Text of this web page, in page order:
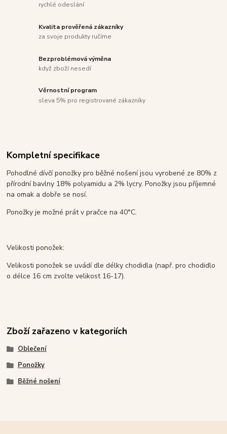
rychlé odeslání
Kvalita prověřená zákazníky
za svoje produkty ručíme
Bezproblémová výměna
když zboží nesedí
Věrnostní program
sleva 5% pro registrované zákazníky
Kompletní specifikace
Pohodlné dívčí ponožky pro běžné nošení jsou vyrobené ze 80% z
přírodní bavlny 18% polyamidu a 2% lycry. Ponožky jsou příjemné
na omak a dobře se nosí.
Ponožky je možné prát v pračce na 40°C.
Velikosti ponožek:
Velikosti ponožek se uvádí dle délky chodidla (např. pro chodidlo
o délce 16 cm zvolte velikost 16-17).
Zboží zařazeno v kategoriích
Oblečení
Ponožky
Běžné nošení